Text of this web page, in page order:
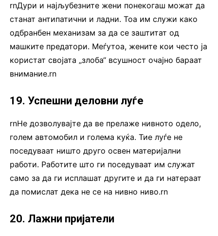
rnДури и најљубезните жени понекогаш можат да
станат антипатични и ладни. Тоа им служи како
одбранбен механизам за да се заштитат од
машките предатори. Меѓутоа, жените кои често ја
користат својата „злоба“ всушност очајно бараат
внимание.rn
19. Успешни деловни луѓе
rnНе дозволувајте да ве прелаже нивното одело,
голем автомобил и голема куќа. Тие луѓе не
поседуваат ништо друго освен материјални
работи. Работите што ги поседуваат им служат
само за да ги исплашат другите и да ги натераат
да помислат дека не се на нивно ниво.rn
20. Лажни пријатели